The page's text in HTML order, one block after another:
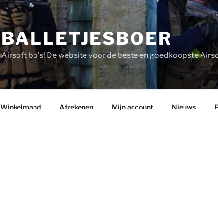
BALLETJESBOER
Airsoft bb's! De website voor de beste en goedkoopste
Winkelmand Afrekenen Mijn account Nieuws